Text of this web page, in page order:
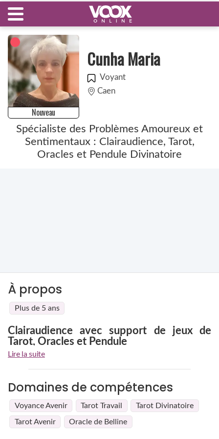
Nouveau
Cunha Maria
Voyant
Caen
Spécialiste des Problèmes Amoureux et
Sentimentaux : Clairaudience, Tarot,
Oracles et Pendule Divinatoire
À propos
Plus de 5 ans
Clairaudience avec support de jeux de
Tarot, Oracles et Pendule
Depuis mon enfance j'ai toujours été très intuitive et a
Par mon expérience, j'ai pu m'apercevoir que mes ressentis
étaient confirmés par mes proches ou moi. C'est donc tout
naturellement que j'ai décider d'en faire bénéficier un
maximum de personnes.
Lire la suite
Domaines de compétences
Voyance Avenir Tarot Travail Tarot Divinatoire
Tarot Avenir Oracle de Belline